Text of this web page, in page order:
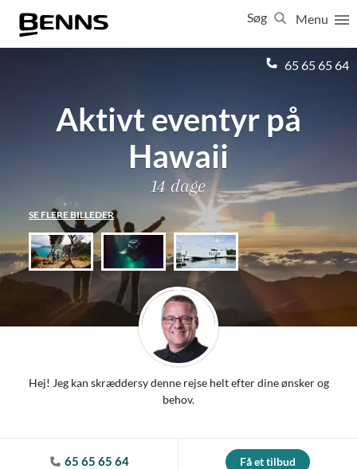
Menu
Søg
65 65 65 64
Aktivt eventyr på
Hawaii
14 dage
SE FLERE BILLEDER
Hej! Jeg kan skræddersy denne rejse helt efter dine ønsker og
behov.
65 65 65 64 Få et tilbud
Luk
Vis resultater for: Alle
Ferierejser
Firma- og temarejser
Studierejser